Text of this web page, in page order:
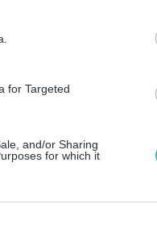
for Targeted
and/or Sharing
for which it
à